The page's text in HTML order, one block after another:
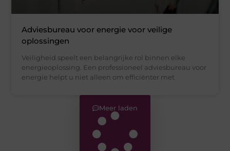
Adviesbureau voor energie voor veilige
oplossingen
Veiligheid speelt een belangrijke rol binnen elke
energieoplossing. Een professioneel adviesbureau voor
energie helpt u niet alleen om efficiënter met
Meer laden